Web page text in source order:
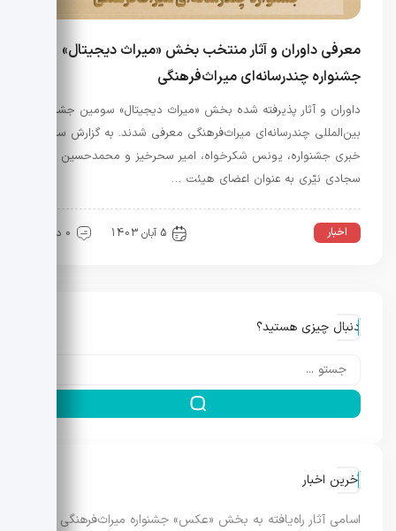
معرفی داوران و آثار منتخب بخش «میراث دیجیتال»
جشنواره چندرسانه‌ای میراث‌فرهنگی
داوران و آثار پذیرفته شده بخش «میراث دیجیتال» سومین جشنواره
بین‌المللی چندرسانه‌ای میراث‌فرهنگی معرفی شدند. به گزارش ستاد
خبری جشنواره، یونس شکرخواه، امیر سحرخیز و محمدحسین
سجادی نیّری به عنوان اعضای هیئت …
اخبار 5 آبان 1403 0 دیدگاه
دنبال چیزی هستید؟
آخرین اخبار
اسامی آثار راه‌یافته به بخش «عکس» جشنواره میراث‌فرهنگی